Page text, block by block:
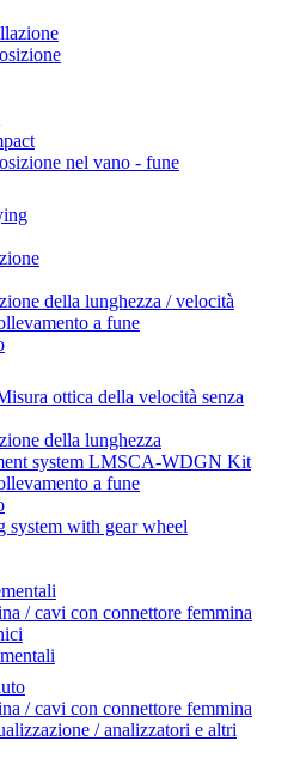
nel vano - fune
della lunghezza / velocità
a fune
ottica della velocità senza
della lunghezza
system LMSCA-WDGN Kit
a fune
system with gear wheel
/ cavi con connettore femmina
/ cavi con connettore femmina
/ analizzatori e altri